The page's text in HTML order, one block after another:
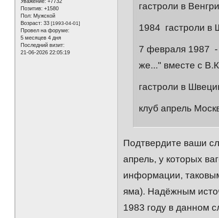
Позитив: +1580
Пол: Мужской
Возраст: 33 [1993-04-01]
Провел на форуме:
5 месяцев 4 дня
Последний визит:
21-06-2026 22:05:19
гастроли в
1984 гастроли в
7 февраля 1987 -
же..." вместе с
гастроли в
клуб апрель
Подтвердите ваши
апрель, у которых
информации,
яма). Надёжным
1983 году в данном